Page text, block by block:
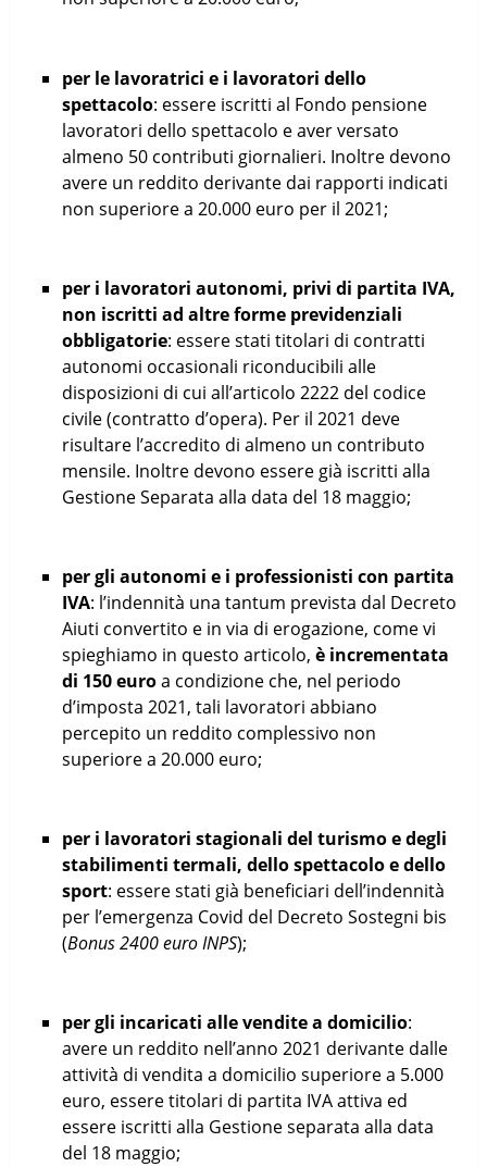
per le lavoratrici e i lavoratori dello
spettacolo: essere iscritti al Fondo pensione
lavoratori dello spettacolo e aver versato
almeno 50 contributi giornalieri. Inoltre devono
avere un reddito derivante dai rapporti indicati
non superiore a 20.000 euro per il 2021;
per i lavoratori autonomi, privi di partita IVA,
non iscritti ad altre forme previdenziali
obbligatorie: essere stati titolari di contratti
autonomi occasionali riconducibili alle
disposizioni di cui all’articolo 2222 del codice
civile (contratto d’opera). Per il 2021 deve
risultare l’accredito di almeno un contributo
mensile. Inoltre devono essere già iscritti alla
Gestione Separata alla data del 18 maggio;
per gli autonomi e i professionisti con partita
IVA: l’indennità una tantum prevista dal Decreto
Aiuti convertito e in via di erogazione, come vi
spieghiamo in questo articolo, è incrementata
di 150 euroa condizione che, nel periodo
d’imposta 2021, tali lavoratori abbiano
percepito un reddito complessivo non
superiore a 20.000 euro;
per i lavoratori stagionali del turismo e degli
stabilimenti termali, dello spettacolo e dello
sport: essere stati già beneficiari dell’indennità
per l’emergenza Covid del Decreto Sostegni bis
(Bonus 2400 euro INPS);
per gli incaricati alle vendite a domicilio:
avere un reddito nell’anno 2021 derivante dalle
attività di vendita a domicilio superiore a 5.000
euro, essere titolari di partita IVA attiva ed
essere iscritti alla Gestione separata alla data
del 18 maggio;